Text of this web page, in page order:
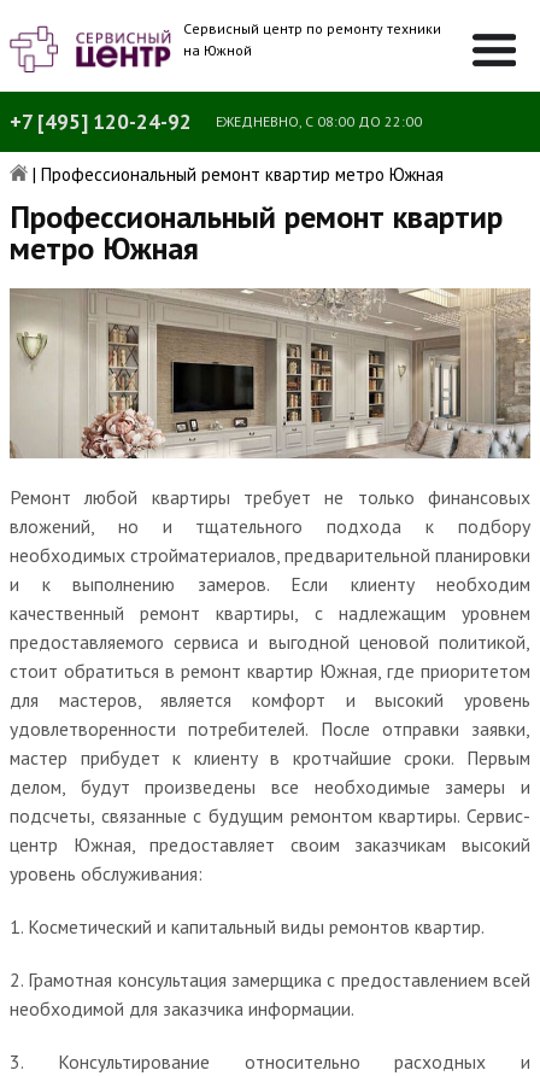
Сервисный центр по ремонту техники
на Южной
+7 [495] 120-24-92 ЕЖЕДНЕВНО, С 08:00 ДО 22:00
| Профессиональный ремонт квартир метро Южная
Профессиональный ремонт квартир
метро Южная
Ремонт любой квартиры требует не только финансовых
вложений, но и тщательного подхода к подбору
необходимых стройматериалов, предварительной планировки
и к выполнению замеров. Если клиенту необходим
качественный ремонт квартиры, с надлежащим уровнем
предоставляемого сервиса и выгодной ценовой политикой,
стоит обратиться в ремонт квартир Южная, где приоритетом
для мастеров, является комфорт и высокий уровень
удовлетворенности потребителей. После отправки заявки,
мастер прибудет к клиенту в кротчайшие сроки. Первым
делом, будут произведены все необходимые замеры и
подсчеты, связанные с будущим ремонтом квартиры. Сервис-
центр Южная, предоставляет своим заказчикам высокий
уровень обслуживания:
1. Косметический и капитальный виды ремонтов квартир.
2. Грамотная консультация замерщика с предоставлением всей
необходимой для заказчика информации.
3. Консультирование относительно расходных и